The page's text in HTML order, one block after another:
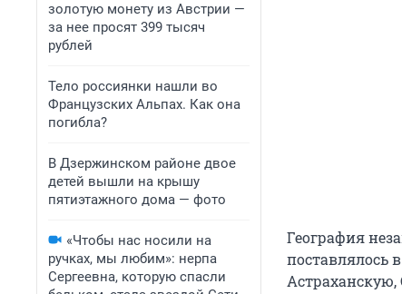
золотую монету из Австрии —
за нее просят 399 тысяч
рублей
Тело россиянки нашли во
Французских Альпах. Как она
погибла?
В Дзержинском районе двое
детей вышли на крышу
пятиэтажного дома — фото
«Чтобы нас носили на
ручках, мы любим»: нерпа
Сергеевна, которую спасли
География
поставлялось